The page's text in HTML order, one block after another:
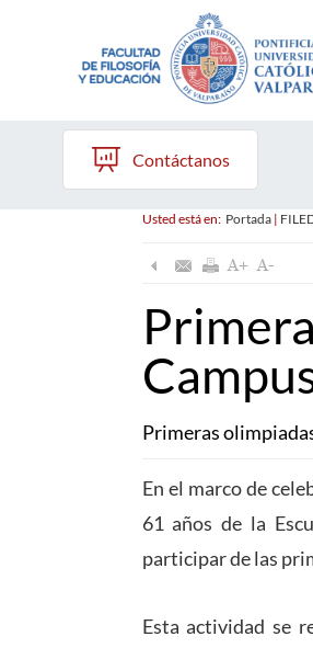
Contáctanos
Usted está en: Portada|
Primeras
En el marco de
61 años de la
participar de las
Esta actividad se